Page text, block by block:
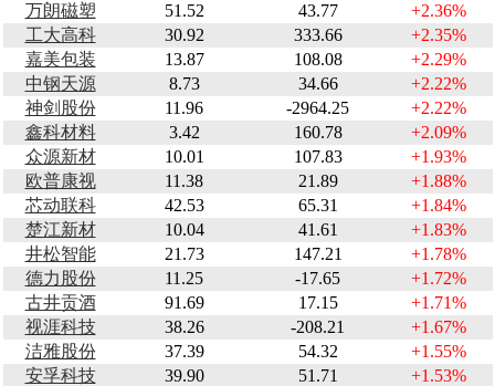
万朗磁塑
51.52 43.77
+2.36%
工大高科
30.92 333.66
+2.35%
嘉美包装
13.87 108.08
+2.29%
中钢天源
8.73 34.66
+2.22%
神剑股份
11.96 -2964.25
+2.22%
鑫科材料
3.42 160.78
+2.09%
众源新材
10.01 107.83
+1.93%
欧普康视
11.38 21.89
+1.88%
芯动联科
42.53 65.31
+1.84%
楚江新材
10.04 41.61
+1.83%
井松智能
21.73 147.21
+1.78%
德力股份
11.25 -17.65
+1.72%
古井贡酒
91.69 17.15
+1.71%
视涯科技
38.26 -208.21
+1.67%
洁雅股份
37.39 54.32
+1.55%
安孚科技
39.90 51.71
+1.53%